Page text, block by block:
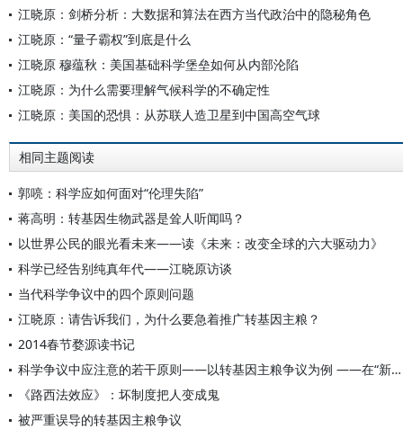
江晓原：剑桥分析：大数据和算法在西方当代政治中的隐秘角色
江晓原：“量子霸权”到底是什么
江晓原 穆蕴秋：美国基础科学堡垒如何从内部沦陷
江晓原：为什么需要理解气候科学的不确定性
江晓原：美国的恐惧：从苏联人造卫星到中国高空气球
相同主题阅读
郭喨：科学应如何面对“伦理失陷”
蒋高明：转基因生物武器是耸人听闻吗？
以世界公民的眼光看未来——读《未来：改变全球的六大驱动力》
科学已经告别纯真年代——江晓原访谈
当代科学争议中的四个原则问题
江晓原：请告诉我们，为什么要急着推广转基因主粮？
2014春节婺源读书记
科学争议中应注意的若干原则——以转基因主粮争议为例 ——在“新华·知本读书会”的演讲
《路西法效应》：坏制度把人变成鬼
被严重误导的转基因主粮争议